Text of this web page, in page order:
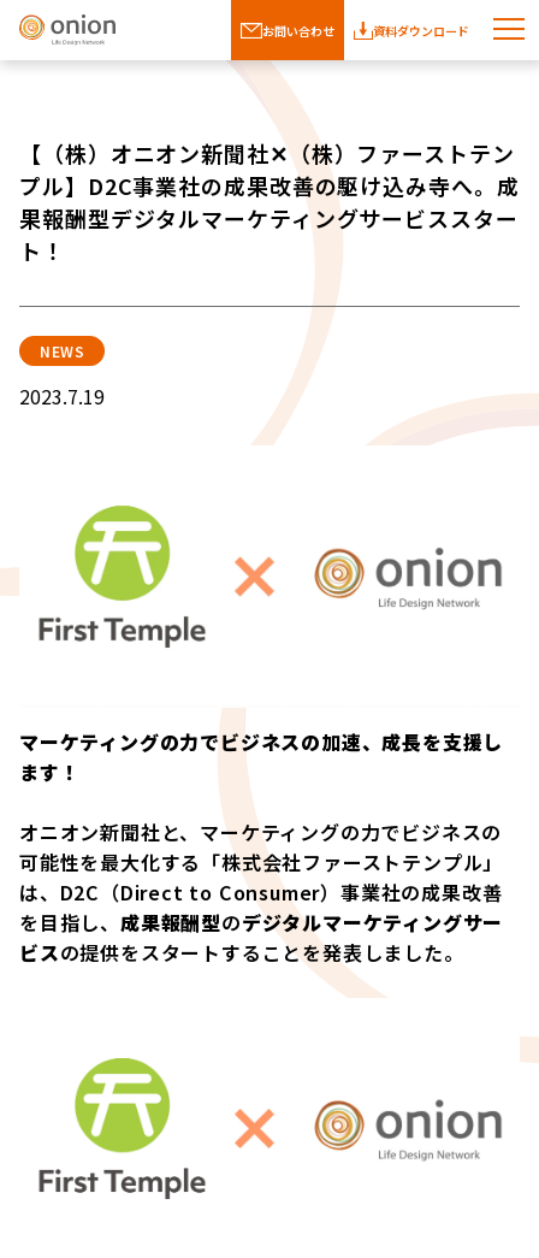
お問い合わせ 資料ダウンロード
【（株）オニオン新聞社✕（株）ファーストテン
プル】D2C事業社の成果改善の駆け込み寺へ。成
果報酬型デジタルマーケティングサービススター
ト！
NEWS
2023.7.19
マーケティングの力でビジネスの加速、成長を支援し
ます！
オニオン新聞社と、マーケティングの力でビジネスの
可能性を最大化する「株式会社ファーストテンプル」
は、D2C（Direct to Consumer）事業社の成果改善
を目指し、 成果報酬型のデジタルマーケティングサー
ビスの提供をスタートすることを発表しました。